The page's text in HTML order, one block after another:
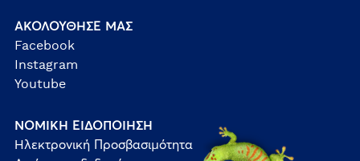
ΑΚΟΛΟΥΘΗΣΕ ΜΑΣ
Facebook
Instagram
Youtube
ΝΟΜΙΚΗ ΕΙΔΟΠΟΙΗΣΗ
Ηλεκτρονική Προσβασιμότητα